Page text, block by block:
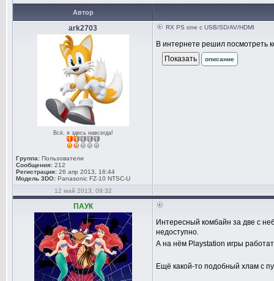
Автор
ark2703
Всё, я здесь навсегда!
Группа: Пользователи
Сообщения: 212
Регистрация: 26 апр 2013, 16:44
Модель 3DO: Panasonic FZ-10 NTSC-U
RX PS one c USB/SD/AV/HDMI
В интернете решил посмотреть
описание
12 май 2013, 09:32
ПАУК
Интересный комбайн за две с
недоступно.
А на нём Playstation игры
Ещё какой-то подобный хлам с